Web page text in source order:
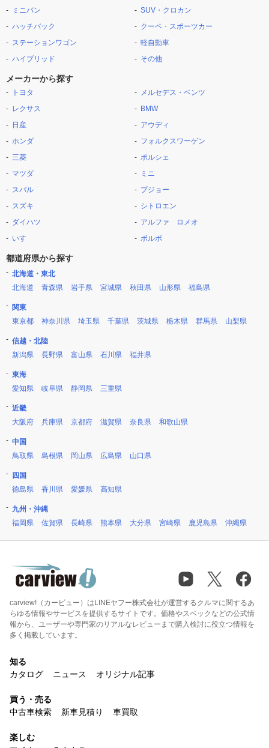
ミニバン
ハッチバック
ステーションワゴン
ハイブリッド
SUV・クロカン
クーペ・スポーツカー
軽自動車
その他
メーカーから探す
トヨタ
レクサス
日産
ホンダ
三菱
マツダ
スバル
スズキ
ダイハツ
いすゞ
メルセデス・ベンツ
BMW
アウディ
フォルクスワーゲン
ポルシェ
ミニ
プジョー
シトロエン
アルファ ロメオ
ボルボ
都道府県から探す
北海道・東北
北海道
青森県 岩手県 宮城県 秋田県 山形県 福島県
関東
東京都
神奈川県 埼玉県 千葉県 茨城県 栃木県 群馬県 山梨県
信越・北陸
新潟県
長野県 富山県 石川県 福井県
東海
愛知県
岐阜県 静岡県 三重県
近畿
大阪府
兵庫県 京都府 滋賀県 奈良県 和歌山県
中国
鳥取県
島根県 岡山県 広島県 山口県
四国
徳島県
香川県 愛媛県 高知県
九州・沖縄
福岡県
佐賀県 長崎県 熊本県 大分県 宮崎県 鹿児島県 沖縄県
carview!（カービュー）はLINEヤフー株式会社が運営するクルマに関するあ
らゆる情報やサービスを提供するサイトです。価格やスペックなどの公式情
報から、ユーザーや専門家のリアルなレビューまで購入検討に役立つ情報を
多く掲載しています。
知る
カタログ
ニュース オリジナル記事
買う・売る
中古車検索
新車見積り 車買取
楽しむ